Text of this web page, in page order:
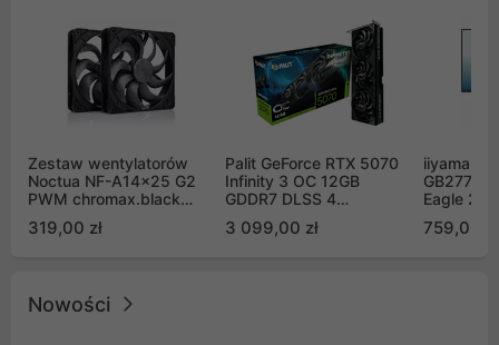
Zestaw wentylatorów
Noctua NF-A14x25 G2
PWM chromax.black
Push Pull (2szt)
319,00 zł
Palit GeForce RTX 5070
Infinity 3 OC 12GB
GDDR7 DLSS 4
GB2050S)
3 099,00 zł
iiyama G-
Eagle 27"
759,00 zł
Nowości